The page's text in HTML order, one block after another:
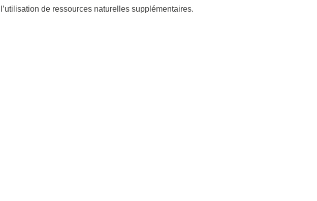
l’utilisation de ressources naturelles supplémentaires.